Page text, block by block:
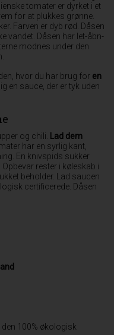
tomater er dyrket i et
for at plukkes grønne.
Farven er dyb rød. Dåsen
vandet. Dåsen har let-åbn-
modnes under den
hvor du har brug for en
en sauce, der er tyk uden
og chili.
Lad dem
har en syrlig kant,
En knivspids sukker
rester i køleskab i
beholder. Lad saucen
certificerede. Dåsen
den 100% økologisk